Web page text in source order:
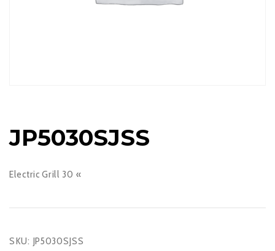
JP5030SJSS
Electric Grill 30 «
SKU: JP5030SJSS